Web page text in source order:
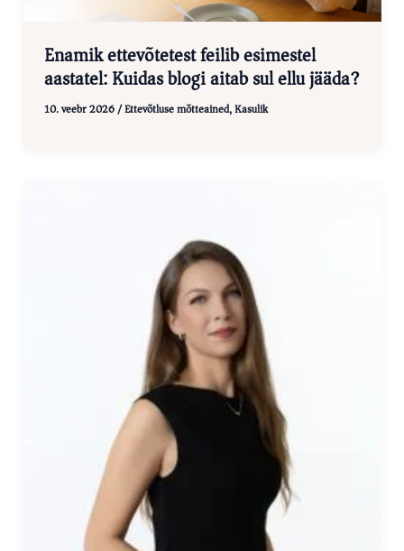
Enamik ettevõtetest feilib esimestel
aastatel: Kuidas blogi aitab sul ellu jääda?
10. veebr 2026/Ettevõtluse mõtteained,Kasulik